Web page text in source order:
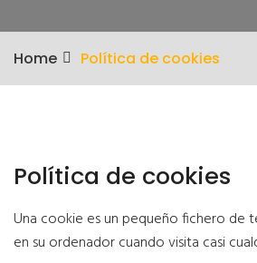
Home Política de cookies
Política de cookies
Una cookie es un pequeño fichero de
en su ordenador cuando visita casi